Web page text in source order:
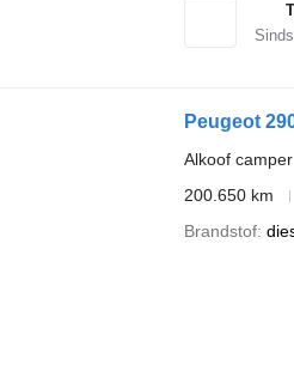
Sinds
Peugeot
Alkoof camper
200.650 km
Brandstof